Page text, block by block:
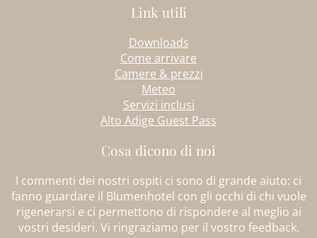
Link utili
Downloads
Come arrivare
Camere & prezzi
Meteo
Servizi inclusi
Alto Adige Guest Pass
Cosa dicono di noi
I commenti dei nostri ospiti ci sono di grande aiuto: ci
fanno guardare il Blumenhotel con gli occhi di chi vuole
rigenerarsi e ci permettono di rispondere al meglio ai
vostri desideri. Vi ringraziamo per il vostro feedback.